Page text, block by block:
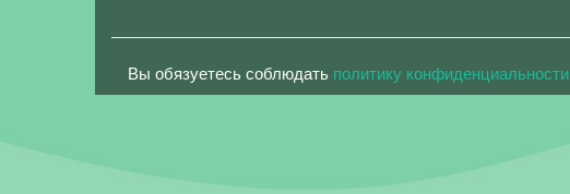
Вы обязуетесь соблюдать политику конфиденциальности